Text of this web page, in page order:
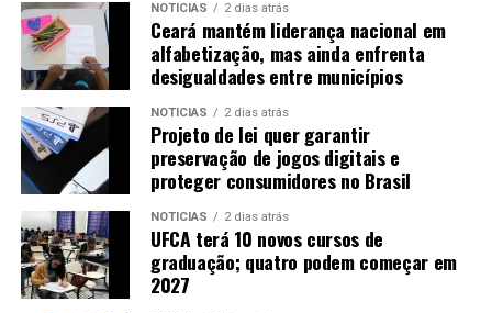
NOTICIAS 2 dias atrás
Ceará mantém liderança nacional em
alfabetização, mas ainda enfrenta
desigualdades entre municípios
NOTICIAS 2 dias atrás
Projeto de lei quer garantir
preservação de jogos digitais e
proteger consumidores no Brasil
NOTICIAS 2 dias atrás
UFCA terá 10 novos cursos de
graduação; quatro podem começar em
2027